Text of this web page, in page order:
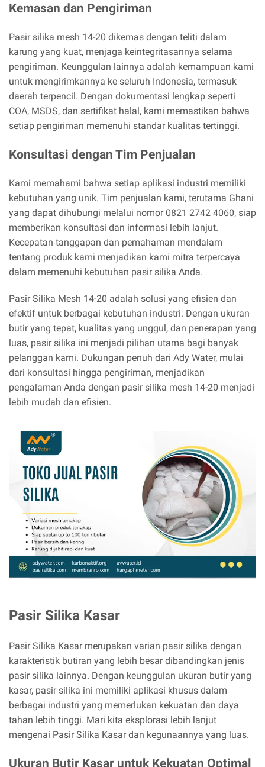
Kemasan dan Pengiriman
Pasir silika mesh 14-20 dikemas dengan teliti dalam
karung yang kuat, menjaga keintegritasannya selama
pengiriman. Keunggulan lainnya adalah kemampuan kami
untuk mengirimkannya ke seluruh Indonesia, termasuk
daerah terpencil. Dengan dokumentasi lengkap seperti
COA, MSDS, dan sertifikat halal, kami memastikan bahwa
setiap pengiriman memenuhi standar kualitas tertinggi.
Konsultasi dengan Tim Penjualan
Kami memahami bahwa setiap aplikasi industri memiliki
kebutuhan yang unik. Tim penjualan kami, terutama Ghani
yang dapat dihubungi melalui nomor 0821 2742 4060, siap
memberikan konsultasi dan informasi lebih lanjut.
Kecepatan tanggapan dan pemahaman mendalam
tentang produk kami menjadikan kami mitra terpercaya
dalam memenuhi kebutuhan pasir silika Anda.
Pasir Silika Mesh 14-20 adalah solusi yang efisien dan
efektif untuk berbagai kebutuhan industri. Dengan ukuran
butir yang tepat, kualitas yang unggul, dan penerapan yang
luas, pasir silika ini menjadi pilihan utama bagi banyak
pelanggan kami. Dukungan penuh dari Ady Water, mulai
dari konsultasi hingga pengiriman, menjadikan
pengalaman Anda dengan pasir silika mesh 14-20 menjadi
lebih mudah dan efisien.
Pasir Silika Kasar
Pasir Silika Kasar merupakan varian pasir silika dengan
karakteristik butiran yang lebih besar dibandingkan jenis
pasir silika lainnya. Dengan keunggulan ukuran butir yang
kasar, pasir silika ini memiliki aplikasi khusus dalam
berbagai industri yang memerlukan kekuatan dan daya
tahan lebih tinggi. Mari kita eksplorasi lebih lanjut
mengenai Pasir Silika Kasar dan kegunaannya yang luas.
Ukuran Butir Kasar untuk Kekuatan Optimal